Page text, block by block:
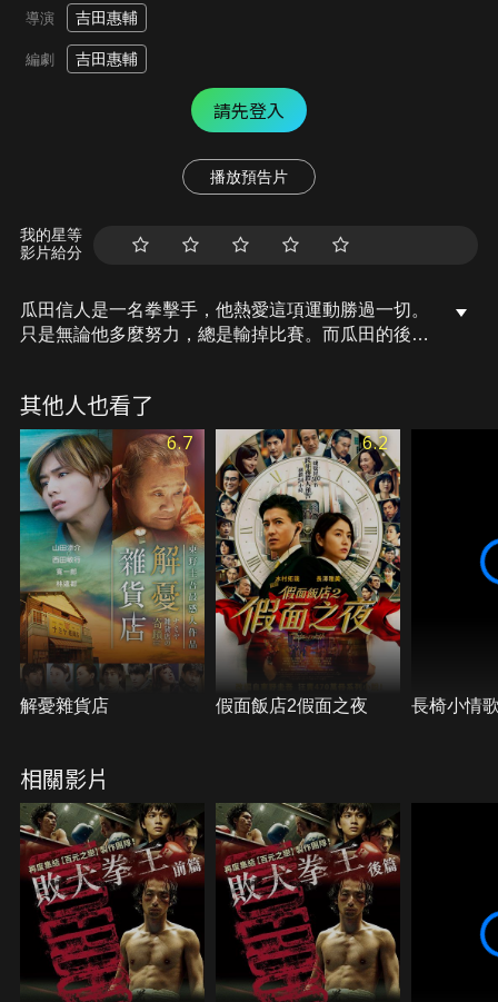
導演 吉田惠輔
編劇 吉田惠輔
請先登入
播放預告片
我的星等
影片給分
瓜田信人是一名拳擊手，他熱愛這項運動勝過一切。
只是無論他多麼努力，總是輸掉比賽。而瓜田的後輩
馬也是他初戀。無論是才能，還是愛情，瓜田想要的
全都在小川手中。即便如此，瓜田仍拼命地努力挑戰
夢想…。
其他人也看了
6.7
解憂雜貨店
6.2
假面飯店2假面之夜 長椅小情
相關影片